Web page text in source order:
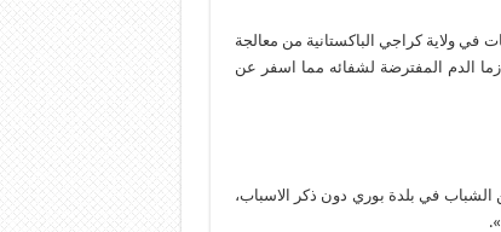
ولاية كراجي الباكستانية من معالجة
الدم المفترضة لشفائه مما اسفر عن
في بلدة بوري دون ذكر الاسباب،